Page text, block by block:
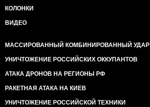
КОЛОНКИ
ВИДЕО
МАССИРОВАННЫЙ КОМБИНИРОВАННЫЙ УДАР
УНИЧТОЖЕНИЕ РОССИЙСКИХ ОККУПАНТОВ
АТАКА ДРОНОВ НА РЕГИОНЫ РФ
РАКЕТНАЯ АТАКА НА КИЕВ
УНИЧТОЖЕНИЕ РОССИЙСКОЙ ТЕХНИКИ